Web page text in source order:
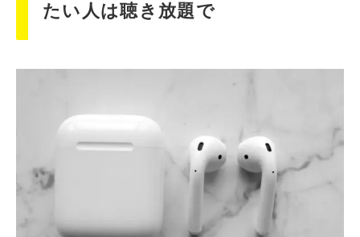
たい人は聴き放題で